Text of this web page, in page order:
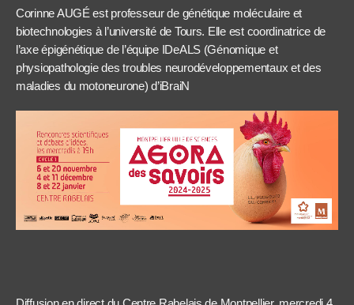
Corinne AUGÉ est professeur de génétique moléculaire et
biotechnologies à l’université de Tours. Elle est coordinatrice de
l’axe épigénétique de l’équipe IDeALS (Génomique et
physiopathologie des troubles neurodéveloppementaux et des
maladies du motoneurone) d’iBraiN